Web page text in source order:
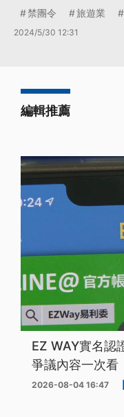
禁團令 旅遊業
2024/5/30 12:31
編輯推薦
EZ WAY實名認
爭議內容一次看
2026-08-04 16:47